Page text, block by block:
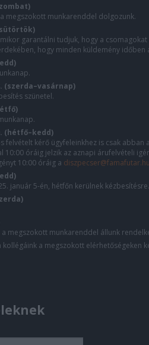
megszokott munkarenddel dolgozunk.
garantálni tudjuk, hogy a
hogy minden küldemény időben
(szerda–vasárnap)
szünetel.
(hétfő–kedd)
felvételt kérő ügyfeleinkhez is csak abban
10:00 óráig jelzik az aznapi árufelvételi
10:00 óráig a diszpecser@famafutar.hu
január 5-én, hétfőn kerülnek kézbesítésre.
a megszokott munkarenddel állunk
a megszokott elérhetőségeken